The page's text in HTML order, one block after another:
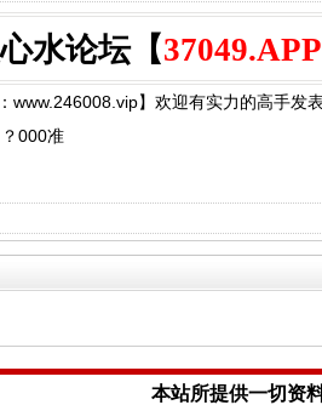
水论坛【37049.APP
www.246008.vip】欢迎有实力的高手发
000准
本站所提供一切资